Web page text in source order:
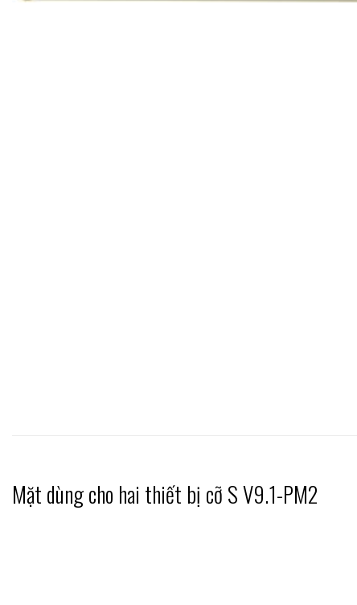
Mặt dùng cho hai thiết bị cỡ S V9.1-PM2